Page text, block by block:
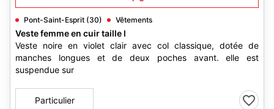
Pont-Saint-Esprit (30) Vêtements
Veste femme en cuir taille l
Veste noire en violet clair avec col classique, dotée de
manches longues et de deux poches avant. elle est
suspendue sur
Particulier